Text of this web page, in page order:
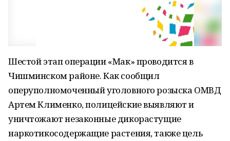
Шестой этап операции «Мак» проводится в
Чишминском районе. Как сообщил
оперуполномоченный уголовного розыска ОМВД
Артем Клименко, полицейские выявляют и
уничтожают незаконные дикорастущие
наркотикосодержащие растения, также цель